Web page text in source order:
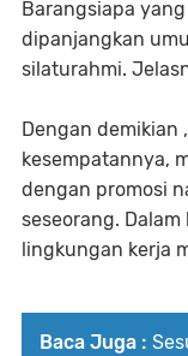
Barangsiapa
dipanjangkan
silaturahmi.
Dengan demikian
kesempatannya,
dengan promosi
seseorang.
lingkungan kerja
Baca Juga :